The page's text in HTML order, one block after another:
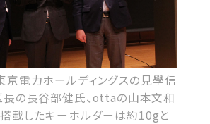
京電力ホールディングスの見學信
長の長谷部健氏、ottaの山本文和
搭載したキーホルダーは約10gと